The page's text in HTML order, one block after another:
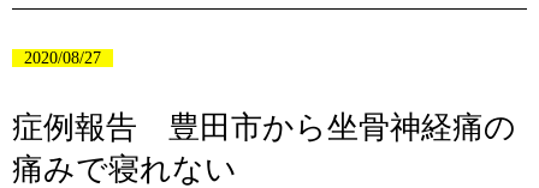
ブログ
2020/08/27
症例報告 豊田市から坐骨神経痛の
痛みで寝れない